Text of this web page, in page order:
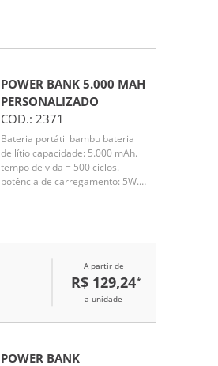
POWER BANK 5.000 MAH
PERSONALIZADO
COD.: 2371
Bateria portátil bambu bateria
de lítio capacidade: 5.000 mAh.
tempo de vida = 500 ciclos.
potência de carregamento: 5W.
A partir de
R$ 129,24*
a unidade
POWER BANK